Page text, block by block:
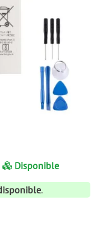
Disponible
.